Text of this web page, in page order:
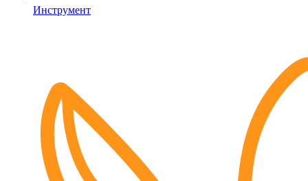
Инструмент